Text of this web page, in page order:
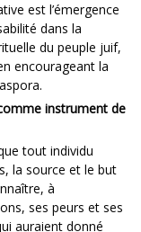
est l’émergence
dans la
du peuple juif,
encourageant la
instrument de
tout individu
la source et le but
à
ses peurs et ses
auraient donné